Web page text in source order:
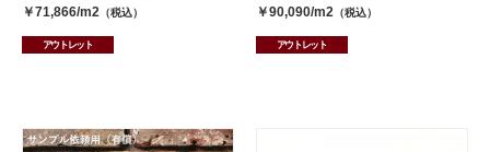
￥71,866/m2 （税込）
アウトレット
￥90,090/m2 （税込）
アウトレット